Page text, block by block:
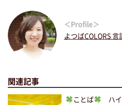
＜Profile＞
よつばCOLORS
関連記事
ことば ハ